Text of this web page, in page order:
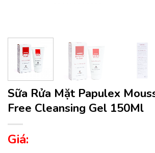
Sữa Rửa Mặt Papulex
Free Cleansing Gel 150Ml
Giá: